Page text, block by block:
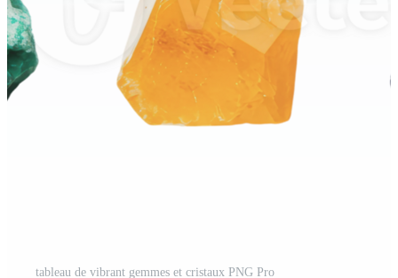
tableau de vibrant gemmes et cristaux PNG Pro